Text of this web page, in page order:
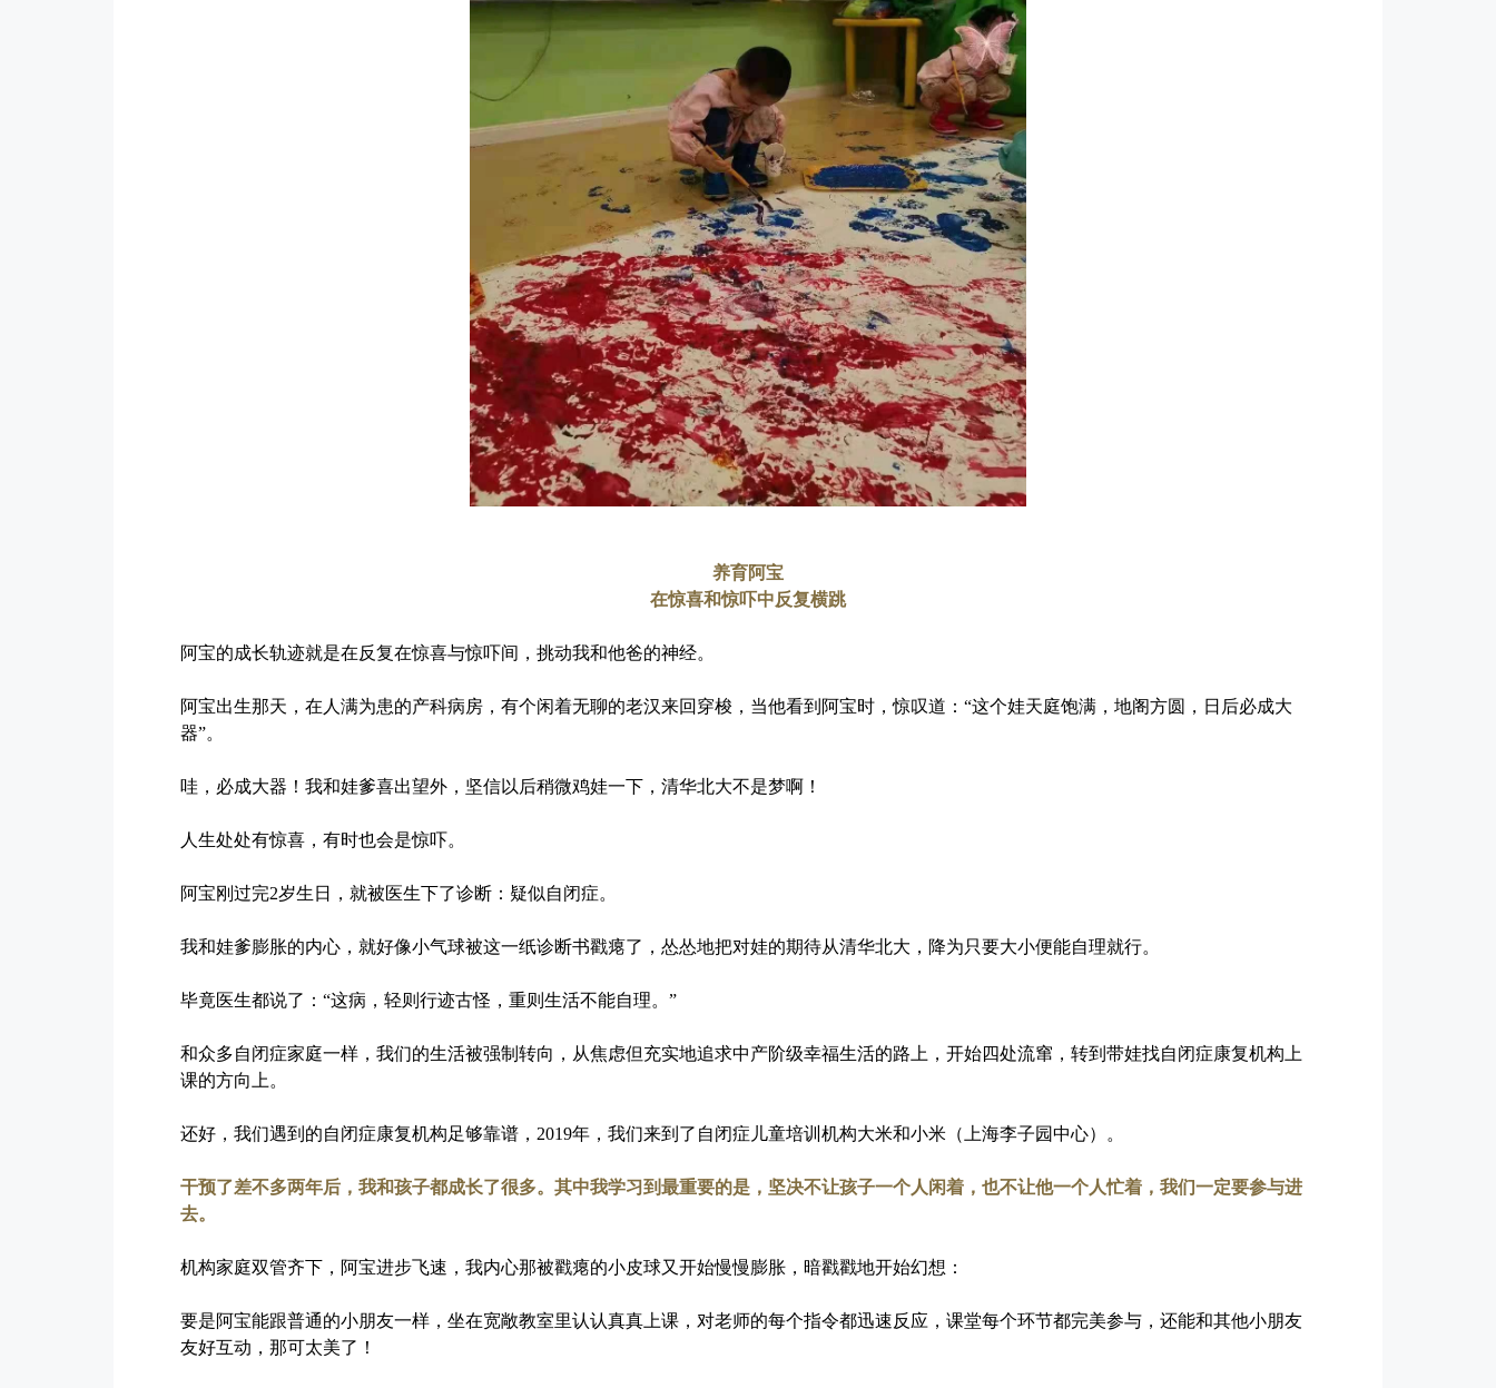
养育阿宝
在惊喜和惊吓中反复横跳
阿宝的成长轨迹就是在反复在惊喜与惊吓间，挑动我和他爸的神经。
阿宝出生那天，在人满为患的产科病房，有个闲着无聊的老汉来回穿梭，当他看到阿宝时，惊叹道：“这个娃天庭饱满，地阁方圆，日后必成大
器”。
哇，必成大器！ 我和娃爹喜出望外，坚信以后稍微鸡娃一下，清华北大不是梦啊！
人生处处有惊喜，有时也会是惊吓。
阿宝刚过完2岁生日，就被医生下了诊断：疑似自闭症。
我和娃爹膨胀的内心，就好像小气球被这一纸诊断书戳瘪了，怂怂地把对娃的期待从清华北大，降为只要大小便能自理就行。
毕竟医生都说了：“这病，轻则行迹古怪，重则生活不能自理。”
和众多自闭症家庭一样，我们的生活被强制转向，从焦虑但充实地追求中产阶级幸福生活的路上，开始四处流窜，转到带娃找自闭症康复机构上
课的方向上。
还好，我们遇到的自闭症康复机构足够靠谱，2019年，我们来到了自闭症儿童培训机构大米和小米（上海李子园中心）。
干预了差不多两年后，我和孩子都成长了很多。其中我学习到最重要的是，坚决不让孩子一个人闲着，也不让他一个人忙着，我们一定要参与进
去。
机构家庭双管齐下，阿宝进步飞速，我内心那被戳瘪的小皮球又开始慢慢膨胀，暗戳戳地开始幻想：
要是阿宝能跟普通的小朋友一样，坐在宽敞教室里认认真真上课，对老师的每个指令都迅速反应，课堂每个环节都完美参与，还能和其他小朋友
友好互动，那可太美了！